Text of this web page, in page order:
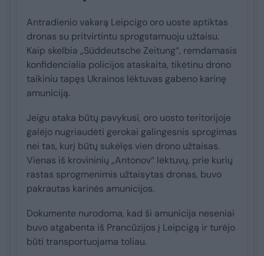
Antradienio vakarą Leipcigo oro uoste aptiktas
dronas su pritvirtintu sprogstamuoju užtaisu.
Kaip skelbia „Süddeutsche Zeitung“, remdamasis
konfidencialia policijos ataskaita, tikėtinu drono
taikiniu tapęs Ukrainos lėktuvas gabeno karinę
amuniciją.
Jeigu ataka būtų pavykusi, oro uosto teritorijoje
galėjo nugriaudėti gerokai galingesnis sprogimas
nei tas, kurį būtų sukėlęs vien drono užtaisas.
Vienas iš krovininių „Antonov“ lėktuvų, prie kurių
rastas sprogmenimis užtaisytas dronas, buvo
pakrautas karinės amunicijos.
Dokumente nurodoma, kad ši amunicija neseniai
buvo atgabenta iš Prancūzijos į Leipcigą ir turėjo
būti transportuojama toliau.